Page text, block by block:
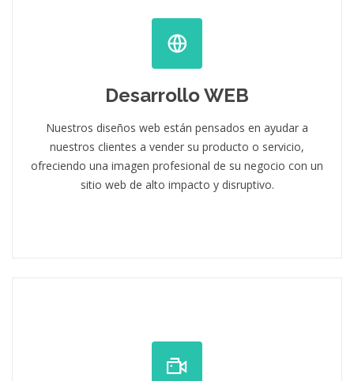
Desarrollo WEB
Nuestros diseños web están pensados en ayudar a
nuestros clientes a vender su producto o servicio,
ofreciendo una imagen profesional de su negocio con un
sitio web de alto impacto y disruptivo.